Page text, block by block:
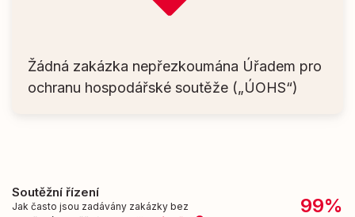
Žádná zakázka nepřezkoumána Úřadem pro
ochranu hospodářské soutěže („ÚOHS“)
Soutěžní řízení
Jak často jsou zadávány zakázky bez
99%